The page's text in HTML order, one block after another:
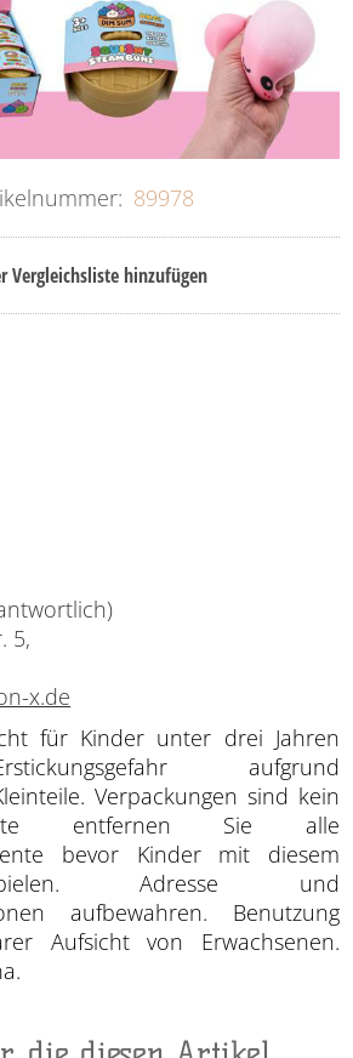
89978
5,
x.de
für Kinder unter drei Jahren
aufgrund
Verpackungen sind kein
entfernen Sie alle
bevor Kinder mit diesem
Adresse und
aufbewahren. Benutzung
Aufsicht von Erwachsenen.